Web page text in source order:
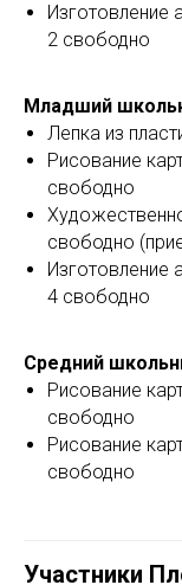
Изготовление
2 свободно
Младший
Лепка из
Рисование
свободно
свободно
Изготовление
4 свободно
Средний
Рисование
свободно
Рисование
свободно
Участники